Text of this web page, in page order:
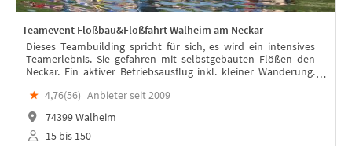
Teamevent Floßbau&Floßfahrt Walheim am Neckar
Dieses Teambuilding spricht für sich, es wird ein intensives
Teamerlebnis. Sie gefahren mit selbstgebauten Flößen den
Neckar. Ein aktiver Betriebsausflug inkl. kleiner Wanderung.
möglich.
★ 4,76(56) Anbieter seit 2009
74399 Walheim
15 bis 150